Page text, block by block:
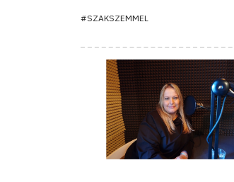
#SZAKSZEMMEL